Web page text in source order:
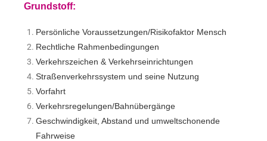
Grundstoff:
Persönliche Voraussetzungen/Risikofaktor Mensch
Rechtliche Rahmenbedingungen
Verkehrszeichen & Verkehrseinrichtungen
Straßenverkehrssystem und seine Nutzung
Vorfahrt
Verkehrsregelungen/Bahnübergänge
Geschwindigkeit, Abstand und umweltschonende
Fahrweise